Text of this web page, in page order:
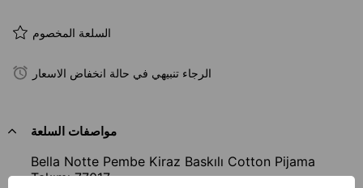
السلعة المخصوم
الرجاء تنبيهي في حالة انخفاض الاسعار
مواصفات السلعة
Bella Notte Pembe Kiraz Baskılı Cotton Pijama
Takımı 77017